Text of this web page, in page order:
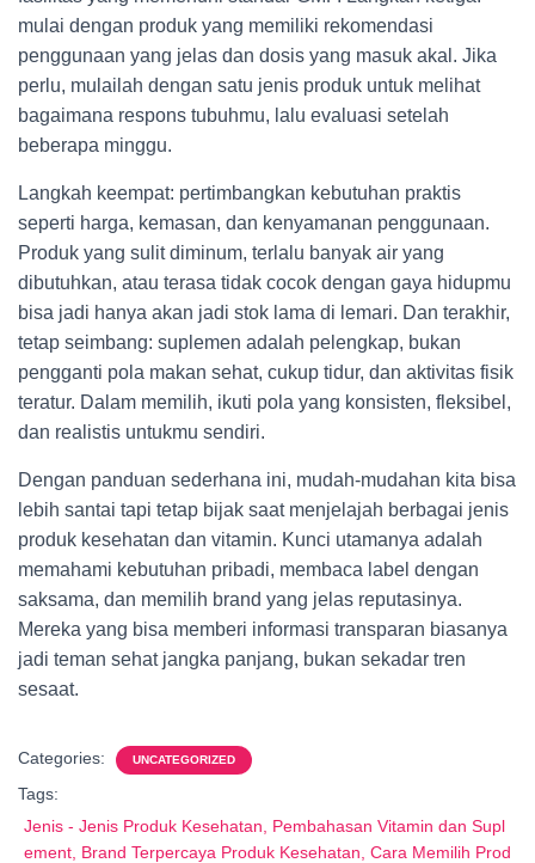
mulai dengan produk yang memiliki rekomendasi
penggunaan yang jelas dan dosis yang masuk akal. Jika
perlu, mulailah dengan satu jenis produk untuk melihat
bagaimana respons tubuhmu, lalu evaluasi setelah
beberapa minggu.
Langkah keempat: pertimbangkan kebutuhan praktis
seperti harga, kemasan, dan kenyamanan penggunaan.
Produk yang sulit diminum, terlalu banyak air yang
dibutuhkan, atau terasa tidak cocok dengan gaya hidupmu
bisa jadi hanya akan jadi stok lama di lemari. Dan terakhir,
tetap seimbang: suplemen adalah pelengkap, bukan
pengganti pola makan sehat, cukup tidur, dan aktivitas fisik
teratur. Dalam memilih, ikuti pola yang konsisten, fleksibel,
dan realistis untukmu sendiri.
Dengan panduan sederhana ini, mudah-mudahan kita bisa
lebih santai tapi tetap bijak saat menjelajah berbagai jenis
produk kesehatan dan vitamin. Kunci utamanya adalah
memahami kebutuhan pribadi, membaca label dengan
saksama, dan memilih brand yang jelas reputasinya.
Mereka yang bisa memberi informasi transparan biasanya
jadi teman sehat jangka panjang, bukan sekadar tren
sesaat.
Categories: UNCATEGORIZED
Tags:
Jenis - Jenis Produk Kesehatan, Pembahasan Vitamin dan Supl
ement, Brand Terpercaya Produk Kesehatan, Cara Memilih Prod